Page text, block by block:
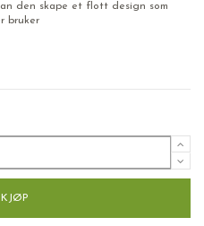
den skape et flott design som
bruker
KJØP